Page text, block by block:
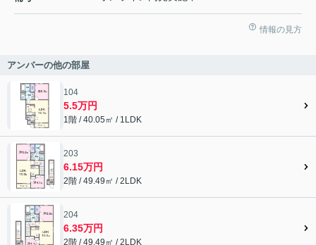
情報の見方
アンバーの他の部屋
104
5.5万円
1階 / 40.05㎡ / 1LDK
203
6.15万円
2階 / 49.49㎡ / 2LDK
204
6.35万円
2階 / 49.49㎡ / 2LDK